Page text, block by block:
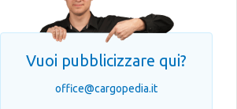
Vuoi pubblicizzare qui?
office@cargopedia.it